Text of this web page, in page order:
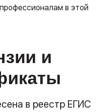
в этой
и
в реестр ЕГИС